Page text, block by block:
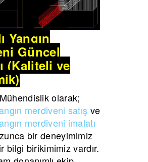
Yangın
Güncel
(Kaliteli ve
olarak;
merdiveni satış ve
merdiveni imalatı
bir deneyimimiz
bilgi birikimimiz vardır.